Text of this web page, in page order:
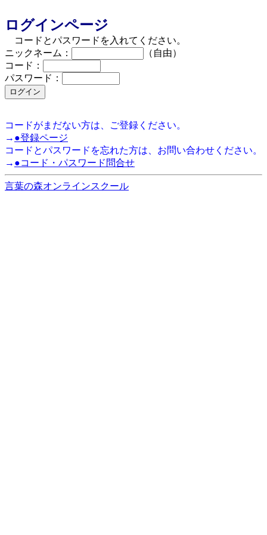
ログインページ
コードとパスワードを入れてください。
ニックネーム：
（自由）
コード：
パスワード：
コードがまだない方は、ご登録ください。
→ ●登録ページ
コードとパスワードを忘れた方は、お問い合わせください。
→ ●コード・パスワード問合せ
言葉の森オンラインスクール